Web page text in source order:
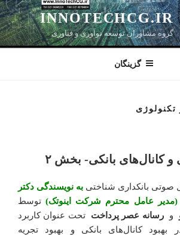
INNOTECHCG.IR
گروه مشاوران توسعه نوآوری و فناوری
گزینگان
بانکی- بخش ۲
بانکداری شناختی به نویسندگی دکتر
(مدیر عامل محترم شرکت اینوتک) توسط
و رسانه عصر پرداخت
تحت عنوان کاربرد
کانال‌های بانکی و بهبود تجریه